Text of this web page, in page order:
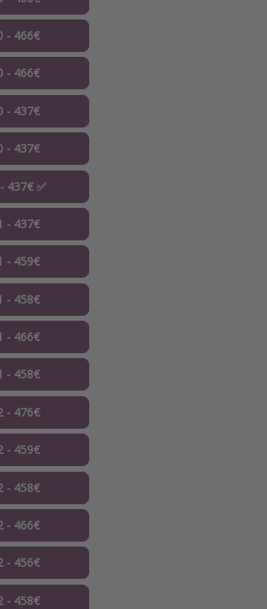
- 466€
- 466€
- 437€
- 437€
437€ ✅
- 437€
- 459€
- 458€
- 466€
- 458€
- 476€
- 459€
- 458€
- 466€
- 456€
- 458€